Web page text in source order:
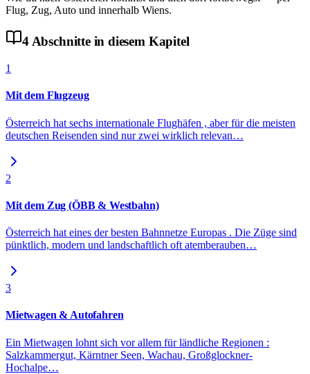
Flug, Zug, Auto und innerhalb Wiens.
4Abschnittein diesem Kapitel
1
Mit dem Flugzeug
Österreich hat sechs internationale Flughäfen , aber für die meisten
deutschen Reisenden sind nur zwei wirklich relevan…
2
Mit dem Zug (ÖBB & Westbahn)
Österreich hat eines der besten Bahnnetze Europas . Die Züge sind
pünktlich, modern und landschaftlich oft atemberauben…
3
Mietwagen & Autofahren
Ein Mietwagen lohnt sich vor allem für ländliche Regionen :
Salzkammergut, Kärntner Seen, Wachau, Großglockner-
Hochalpe…